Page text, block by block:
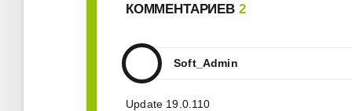
КОММЕНТАРИЕВ 2
Soft_Admin
Update 19.0.110